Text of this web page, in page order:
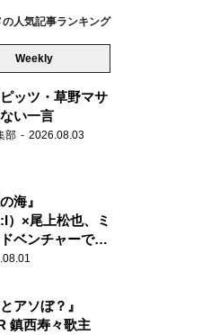
の人気記事ランキング
Weekly
ッツ・草野マサ
い一言
部 2026.08.03
海』
）×尾上松也、ミ
ベンチャーで美
アソぼ？』
鎮西寿々歌主